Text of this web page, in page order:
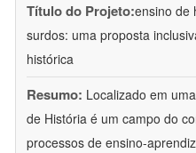
Título do Projeto:ensino de
surdos: uma proposta
histórica
Resumo: Localizado em
de História é um campo do
processos de ensino-